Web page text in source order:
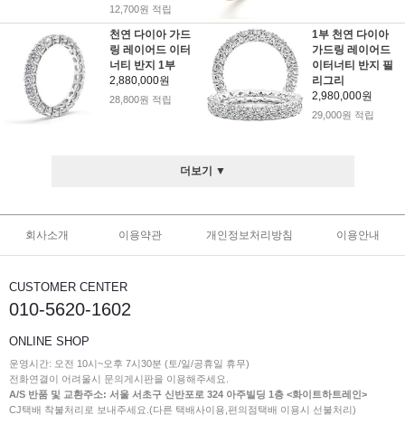
12,700원 적립
천연 다이아 가드
링 레이어드 이터
너티 반지 1부
2,880,000원
28,800원 적립
1부 천연 다이아
가드링 레이어드
이터너티 반지 필
리그리
2,980,000원
29,000원 적립
더보기 ▼
회사소개 이용약관 개인정보처리방침 이용안내
CUSTOMER CENTER
010-5620-1602
ONLINE SHOP
운영시간: 오전 10시~오후 7시30분 (토/일/공휴일 휴무)
전화연결이 어려울시 문의게시판을 이용해주세요.
A/S 반품 및 교환주소: 서울 서초구 신반포로 324 아주빌딩 1층 <화이트하트레인>
CJ택배 착불처리로 보내주세요.(다른 택배사이용,편의점택배 이용시 선불처리)